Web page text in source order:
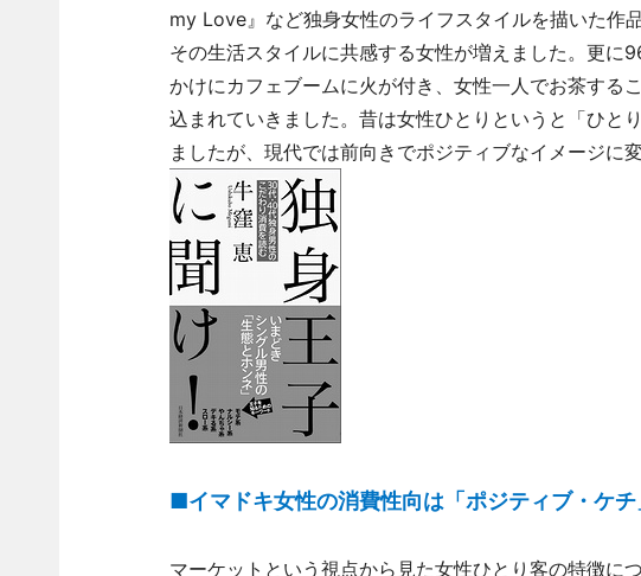
my Love』など独身女性のライフスタイルを描いた作
その生活スタイルに共感する女性が増えました。更に
かけにカフェブームに火が付き、女性一人でお茶する
込まれていきました。昔は女性ひとりというと「ひと
ましたが、現代では前向きでポジティブなイメージに
■イマドキ女性の消費性向は「ポジティブ・ケチ
マーケットという視点から見た女性ひとり客の特徴に